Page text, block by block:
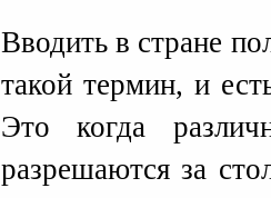
Вводить в стране
такой термин, и
Это когда
разрешаются за